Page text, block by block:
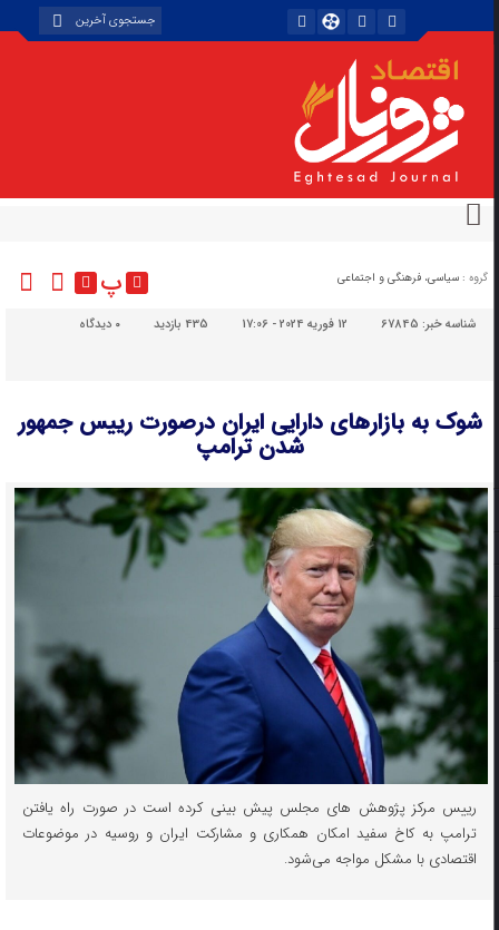
گروه : سیاسی، فرهنگی و اجتماعی پ
شناسه خبر:67845 12 فوریه 2024 - 17:06 435 بازدید دیدگاه
شوک به بازارهای دارایی ایران درصورت رییس جمهور
شدن ترامپ
رییس مرکز پژوهش های مجلس پیش بینی کرده است در صورت راه یافتن
ترامپ به کاخ سفید امکان همکاری و مشارکت ایران و روسیه در موضوعات
اقتصادی با مشکل مواجه می‌شود.